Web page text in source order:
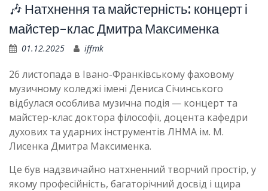
🎶 Натхнення та майстерність: концерт і
майстер-клас Дмитра Максименка
01.12.2025 iffmk
26 листопада в Івано-Франківському фаховому
музичному коледжі імені Дениса Січинського
відбулася особлива музична подія — концерт та
майстер-клас доктора філософії, доцента кафедри
духових та ударних інструментів ЛНМА ім. М.
Лисенка Дмитра Максименка.
Це був надзвичайно натхненний творчий простір, у
якому професійність, багаторічний досвід і щира